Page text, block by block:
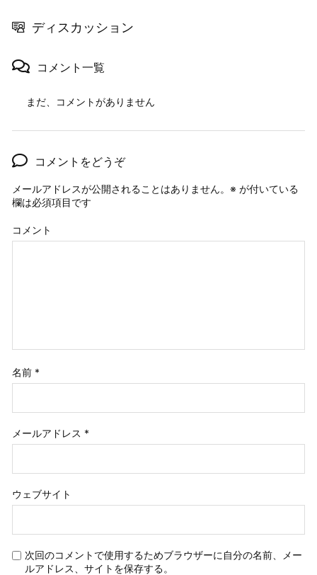
ディスカッション
コメント一覧
まだ、コメントがありません
コメントをどうぞ
メールアドレスが公開されることはありません。 ※ が付いている
欄は必須項目です
コメント
名前 *
メールアドレス *
ウェブサイト
次回のコメントで使用するためブラウザーに自分の名前、メー
ルアドレス、サイトを保存する。